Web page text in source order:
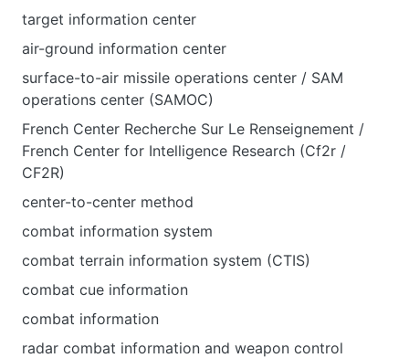
target information center
air-ground information center
surface-to-air missile operations center / SAM
operations center (SAMOC)
French Center Recherche Sur Le Renseignement /
French Center for Intelligence Research (Cf2r /
CF2R)
center-to-center method
combat information system
combat terrain information system (CTIS)
combat cue information
combat information
radar combat information and weapon control